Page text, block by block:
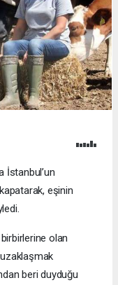
İstanbul’un
eşinin
olan
uzaklaşmak
beri duyduğu